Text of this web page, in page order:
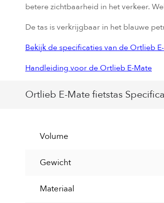
betere zichtbaarheid in het verkeer.
De tas is verkrijgbaar in het blauwe
Bekijk de specificaties van de Ortlieb
Handleiding voor de Ortlieb E-Mate
Ortlieb E-Mate fietstas
Volume
Gewicht
Materiaal